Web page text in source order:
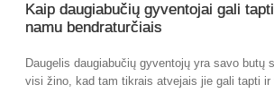
Kaip daugiabučių gyventojai gali
namu bendraturčiais
Daugelis daugiabučių gyventojų yra savo butų
visi žino, kad tam tikrais atvejais jie gali tapti ir